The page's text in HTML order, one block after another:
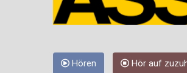
Hören Hör auf